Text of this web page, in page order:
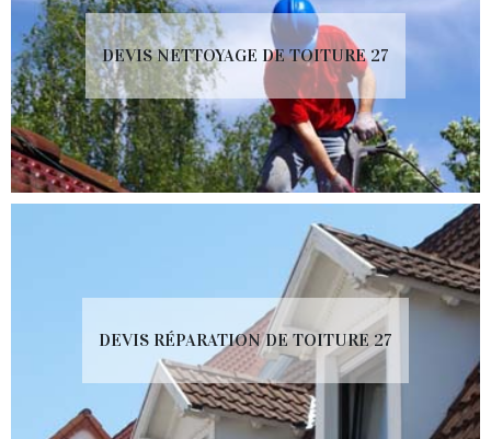
DEVIS NETTOYAGE DE TOITURE 27
DEVIS RÉPARATION DE TOITURE 27